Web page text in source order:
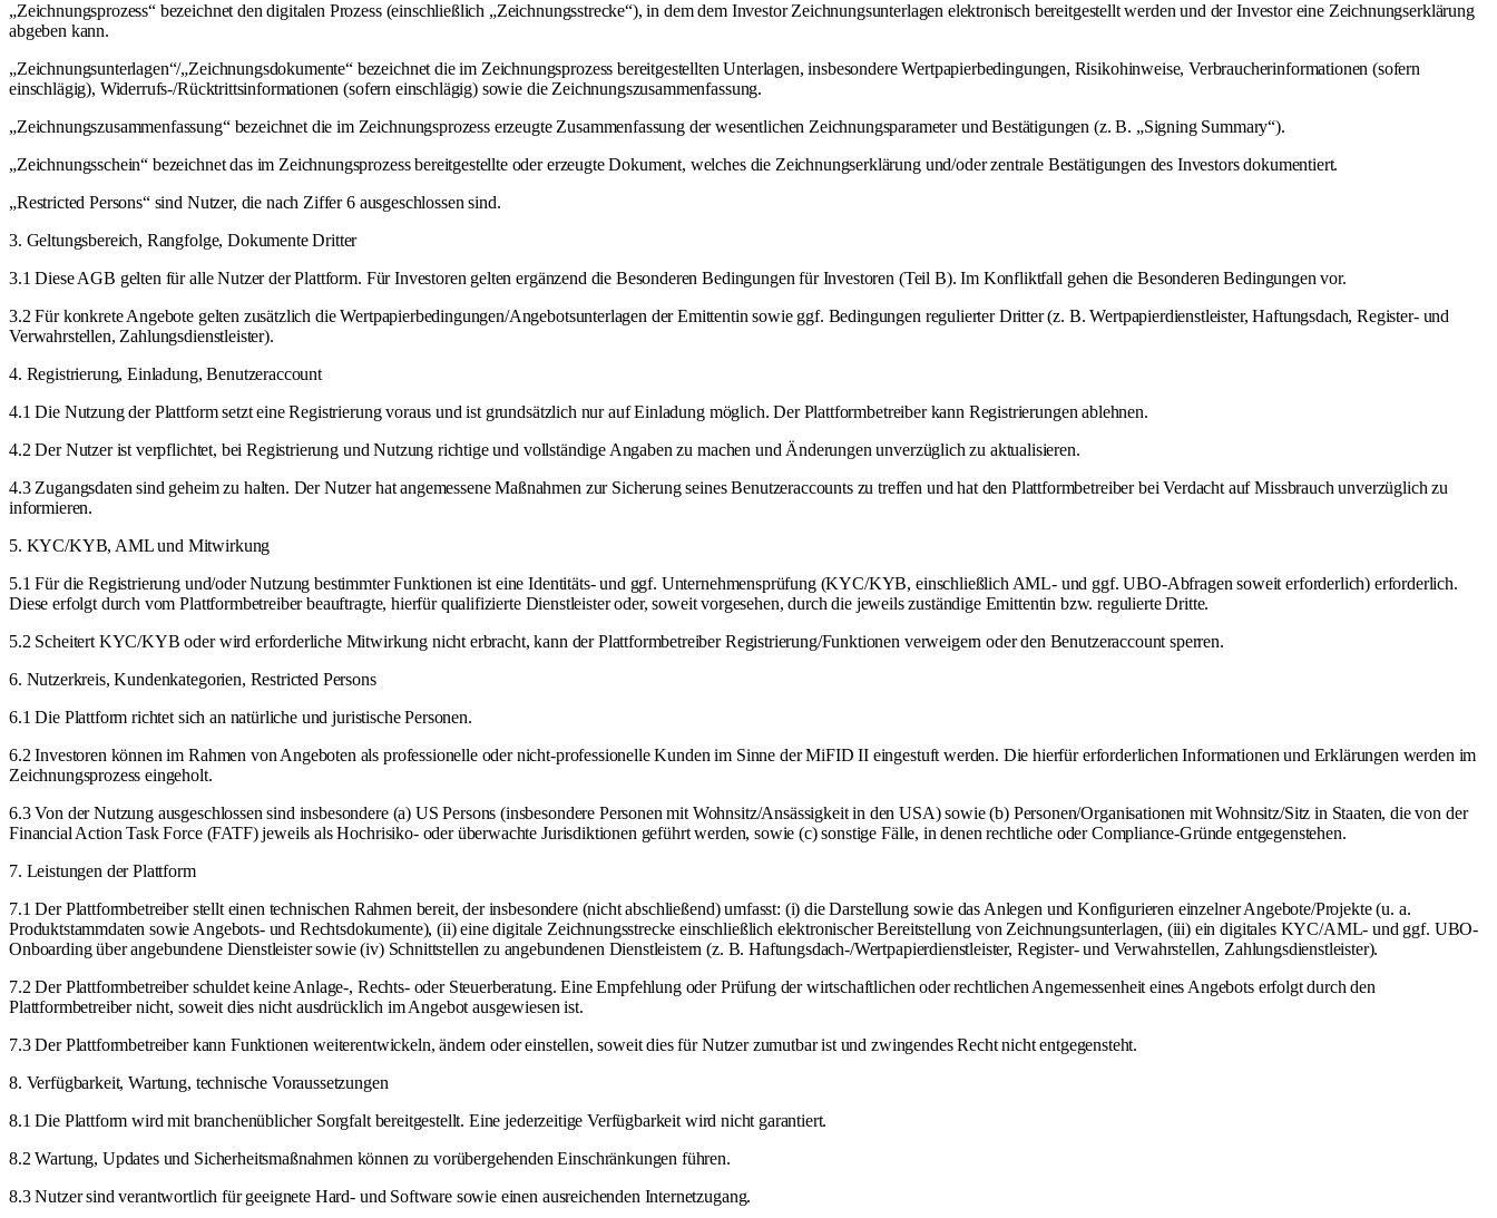
„Zeichnungsprozess“ bezeichnet den digitalen Prozess (einschließlich „Zeichnungsstrecke“), in dem dem Investor Zeichnungsunterlagen elektronisch bereitgestellt werden und der Investor eine Zeichnungserklärung
abgeben kann.
„Zeichnungsunterlagen“/„Zeichnungsdokumente“ bezeichnet die im Zeichnungsprozess bereitgestellten Unterlagen, insbesondere Wertpapierbedingungen, Risikohinweise, Verbraucherinformationen (sofern
einschlägig), Widerrufs-/Rücktrittsinformationen (sofern einschlägig) sowie die Zeichnungszusammenfassung.
„Zeichnungszusammenfassung“ bezeichnet die im Zeichnungsprozess erzeugte Zusammenfassung der wesentlichen Zeichnungsparameter und Bestätigungen (z. B. „Signing Summary“).
„Zeichnungsschein“ bezeichnet das im Zeichnungsprozess bereitgestellte oder erzeugte Dokument, welches die Zeichnungserklärung und/oder zentrale Bestätigungen des Investors dokumentiert.
„Restricted Persons“ sind Nutzer, die nach Ziffer 6 ausgeschlossen sind.
3. Geltungsbereich, Rangfolge, Dokumente Dritter
3.1 Diese AGB gelten für alle Nutzer der Plattform. Für Investoren gelten ergänzend die Besonderen Bedingungen für Investoren (Teil B). Im Konfliktfall gehen die Besonderen Bedingungen vor.
3.2 Für konkrete Angebote gelten zusätzlich die Wertpapierbedingungen/Angebotsunterlagen der Emittentin sowie ggf. Bedingungen regulierter Dritter (z. B. Wertpapierdienstleister, Haftungsdach, Register- und
Verwahrstellen, Zahlungsdienstleister).
4. Registrierung, Einladung, Benutzeraccount
4.1 Die Nutzung der Plattform setzt eine Registrierung voraus und ist grundsätzlich nur auf Einladung möglich. Der Plattformbetreiber kann Registrierungen ablehnen.
4.2 Der Nutzer ist verpflichtet, bei Registrierung und Nutzung richtige und vollständige Angaben zu machen und Änderungen unverzüglich zu aktualisieren.
4.3 Zugangsdaten sind geheim zu halten. Der Nutzer hat angemessene Maßnahmen zur Sicherung seines Benutzeraccounts zu treffen und hat den Plattformbetreiber bei Verdacht auf Missbrauch unverzüglich zu
informieren.
5. KYC/KYB, AML und Mitwirkung
5.1 Für die Registrierung und/oder Nutzung bestimmter Funktionen ist eine Identitäts- und ggf. Unternehmensprüfung (KYC/KYB, einschließlich AML- und ggf. UBO-Abfragen soweit erforderlich) erforderlich.
Diese erfolgt durch vom Plattformbetreiber beauftragte, hierfür qualifizierte Dienstleister oder, soweit vorgesehen, durch die jeweils zuständige Emittentin bzw. regulierte Dritte.
5.2 Scheitert KYC/KYB oder wird erforderliche Mitwirkung nicht erbracht, kann der Plattformbetreiber Registrierung/Funktionen verweigern oder den Benutzeraccount sperren.
6. Nutzerkreis, Kundenkategorien, Restricted Persons
6.1 Die Plattform richtet sich an natürliche und juristische Personen.
6.2 Investoren können im Rahmen von Angeboten als professionelle oder nicht-professionelle Kunden im Sinne der MiFID II eingestuft werden. Die hierfür erforderlichen Informationen und Erklärungen werden im
Zeichnungsprozess eingeholt.
6.3 Von der Nutzung ausgeschlossen sind insbesondere (a) US Persons (insbesondere Personen mit Wohnsitz/Ansässigkeit in den USA) sowie (b) Personen/Organisationen mit Wohnsitz/Sitz in Staaten, die von der
Financial Action Task Force (FATF) jeweils als Hochrisiko- oder überwachte Jurisdiktionen geführt werden, sowie (c) sonstige Fälle, in denen rechtliche oder Compliance-Gründe entgegenstehen.
7. Leistungen der Plattform
7.1 Der Plattformbetreiber stellt einen technischen Rahmen bereit, der insbesondere (nicht abschließend) umfasst: (i) die Darstellung sowie das Anlegen und Konfigurieren einzelner Angebote/Projekte (u. a.
Produktstammdaten sowie Angebots- und Rechtsdokumente), (ii) eine digitale Zeichnungsstrecke einschließlich elektronischer Bereitstellung von Zeichnungsunterlagen, (iii) ein digitales KYC/AML- und ggf. UBO-
Onboarding über angebundene Dienstleister sowie (iv) Schnittstellen zu angebundenen Dienstleistern (z. B. Haftungsdach-/Wertpapierdienstleister, Register- und Verwahrstellen, Zahlungsdienstleister).
7.2 Der Plattformbetreiber schuldet keine Anlage-, Rechts- oder Steuerberatung. Eine Empfehlung oder Prüfung der wirtschaftlichen oder rechtlichen Angemessenheit eines Angebots erfolgt durch den
Plattformbetreiber nicht, soweit dies nicht ausdrücklich im Angebot ausgewiesen ist.
7.3 Der Plattformbetreiber kann Funktionen weiterentwickeln, ändern oder einstellen, soweit dies für Nutzer zumutbar ist und zwingendes Recht nicht entgegensteht.
8. Verfügbarkeit, Wartung, technische Voraussetzungen
8.1 Die Plattform wird mit branchenüblicher Sorgfalt bereitgestellt. Eine jederzeitige Verfügbarkeit wird nicht garantiert.
8.2 Wartung, Updates und Sicherheitsmaßnahmen können zu vorübergehenden Einschränkungen führen.
8.3 Nutzer sind verantwortlich für geeignete Hard- und Software sowie einen ausreichenden Internetzugang.